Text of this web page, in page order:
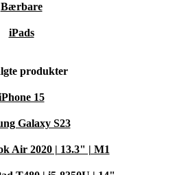
Bærbare
iPads
produkter
15
Galaxy S23
Air 2020 | 13.3" | M1